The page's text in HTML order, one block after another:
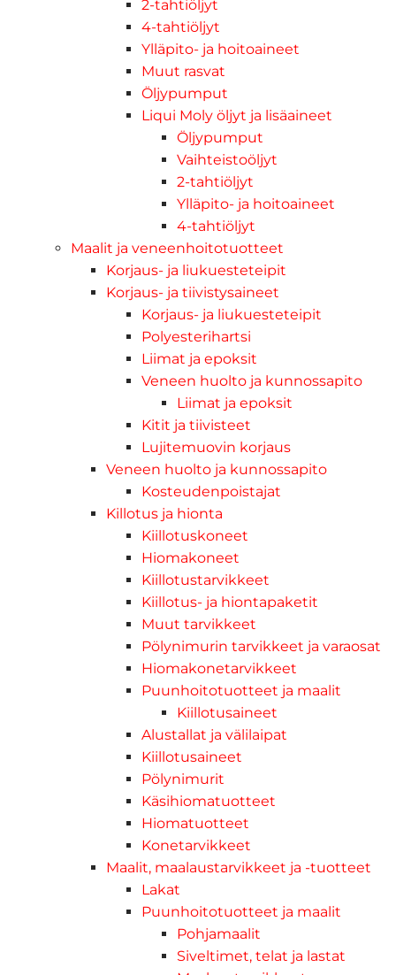
2-tahtiöljyt
4-tahtiöljyt
Ylläpito- ja hoitoaineet
Muut rasvat
Öljypumput
Liqui Moly öljyt ja lisäaineet
Öljypumput
Vaihteistoöljyt
2-tahtiöljyt
Ylläpito- ja hoitoaineet
4-tahtiöljyt
Maalit ja veneenhoitotuotteet
Korjaus- ja liukuesteteipit
Korjaus- ja tiivistysaineet
Korjaus- ja liukuesteteipit
Polyesterihartsi
Liimat ja epoksit
Veneen huolto ja kunnossapito
Liimat ja epoksit
Kitit ja tiivisteet
Lujitemuovin korjaus
Veneen huolto ja kunnossapito
Kosteudenpoistajat
Killotus ja hionta
Kiillotuskoneet
Hiomakoneet
Kiillotustarvikkeet
Kiillotus- ja hiontapaketit
Muut tarvikkeet
Pölynimurin tarvikkeet ja varaosat
Hiomakonetarvikkeet
Puunhoitotuotteet ja maalit
Kiillotusaineet
Alustallat ja välilaipat
Kiillotusaineet
Pölynimurit
Käsihiomatuotteet
Hiomatuotteet
Konetarvikkeet
Maalit, maalaustarvikkeet ja -tuotteet
Lakat
Puunhoitotuotteet ja maalit
Pohjamaalit
Siveltimet, telat ja lastat